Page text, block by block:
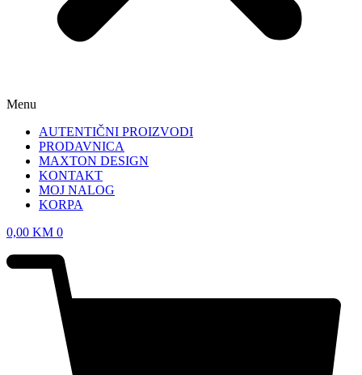
Menu
AUTENTIČNI PROIZVODI
PRODAVNICA
MAXTON DESIGN
KONTAKT
MOJ NALOG
KORPA
0,00 KM 0